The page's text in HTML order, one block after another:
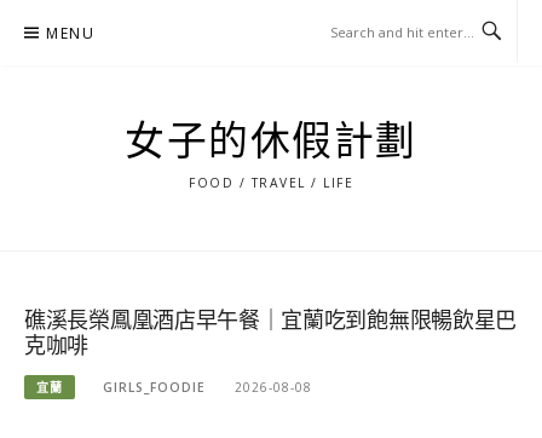
MENU
女子的休假計劃
FOOD / TRAVEL / LIFE
礁溪長榮鳳凰酒店早午餐｜宜蘭吃到飽無限暢飲星巴
克咖啡
宜蘭 GIRLS_FOODIE 2026-08-08